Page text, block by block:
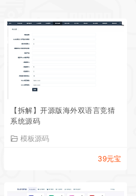
【拆解】开源版海外双语言竞猜
系统源码
模板源码
39元宝